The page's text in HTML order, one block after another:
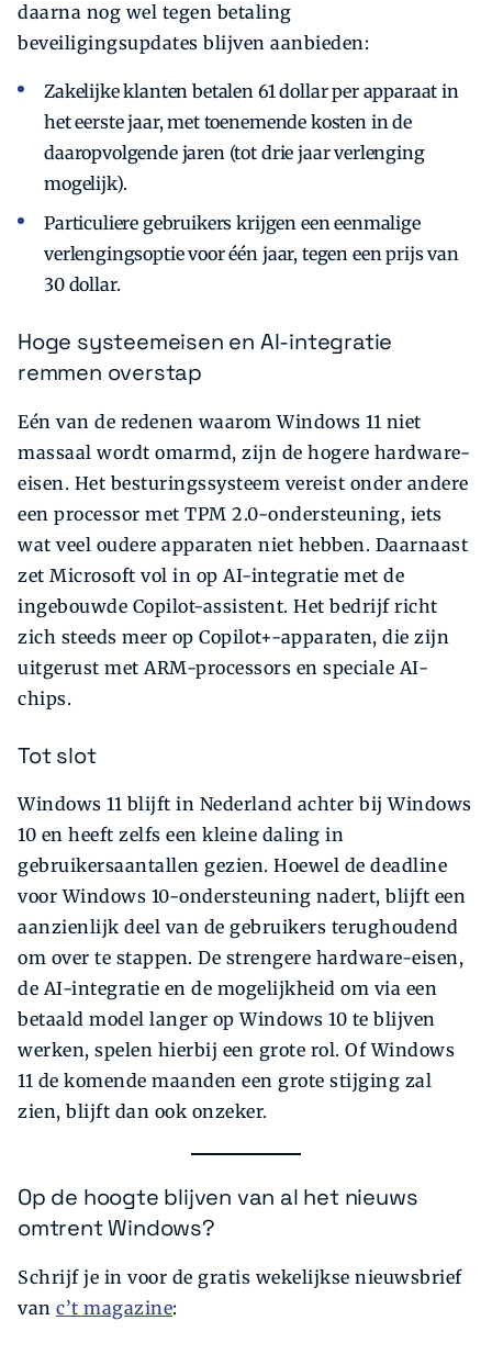
daarna nog wel tegen betaling
beveiligingsupdates blijven aanbieden:
Zakelijke klanten betalen 61 dollar per apparaat in
het eerste jaar, met toenemende kosten in de
daaropvolgende jaren (tot drie jaar verlenging
mogelijk).
Particuliere gebruikers krijgen een eenmalige
verlengingsoptie voor één jaar, tegen een prijs van
30 dollar.
Hoge systeemeisen en AI-integratie
remmen overstap
Eén van de redenen waarom Windows 11 niet
massaal wordt omarmd, zijn de hogere hardware-
eisen. Het besturingssysteem vereist onder andere
een processor met TPM 2.0-ondersteuning, iets
wat veel oudere apparaten niet hebben. Daarnaast
zet Microsoft vol in op AI-integratie met de
ingebouwde Copilot-assistent. Het bedrijf richt
zich steeds meer op Copilot+-apparaten, die zijn
uitgerust met ARM-processors en speciale AI-
chips.
Tot slot
Windows 11 blijft in Nederland achter bij Windows
10 en heeft zelfs een kleine daling in
gebruikersaantallen gezien. Hoewel de deadline
voor Windows 10-ondersteuning nadert, blijft een
aanzienlijk deel van de gebruikers terughoudend
om over te stappen. De strengere hardware-eisen,
de AI-integratie en de mogelijkheid om via een
betaald model langer op Windows 10 te blijven
werken, spelen hierbij een grote rol. Of Windows
11 de komende maanden een grote stijging zal
zien, blijft dan ook onzeker.
Op de hoogte blijven van al het nieuws
omtrent Windows?
Schrijf je in voor de gratis wekelijkse nieuwsbrief
van c’t magazine: